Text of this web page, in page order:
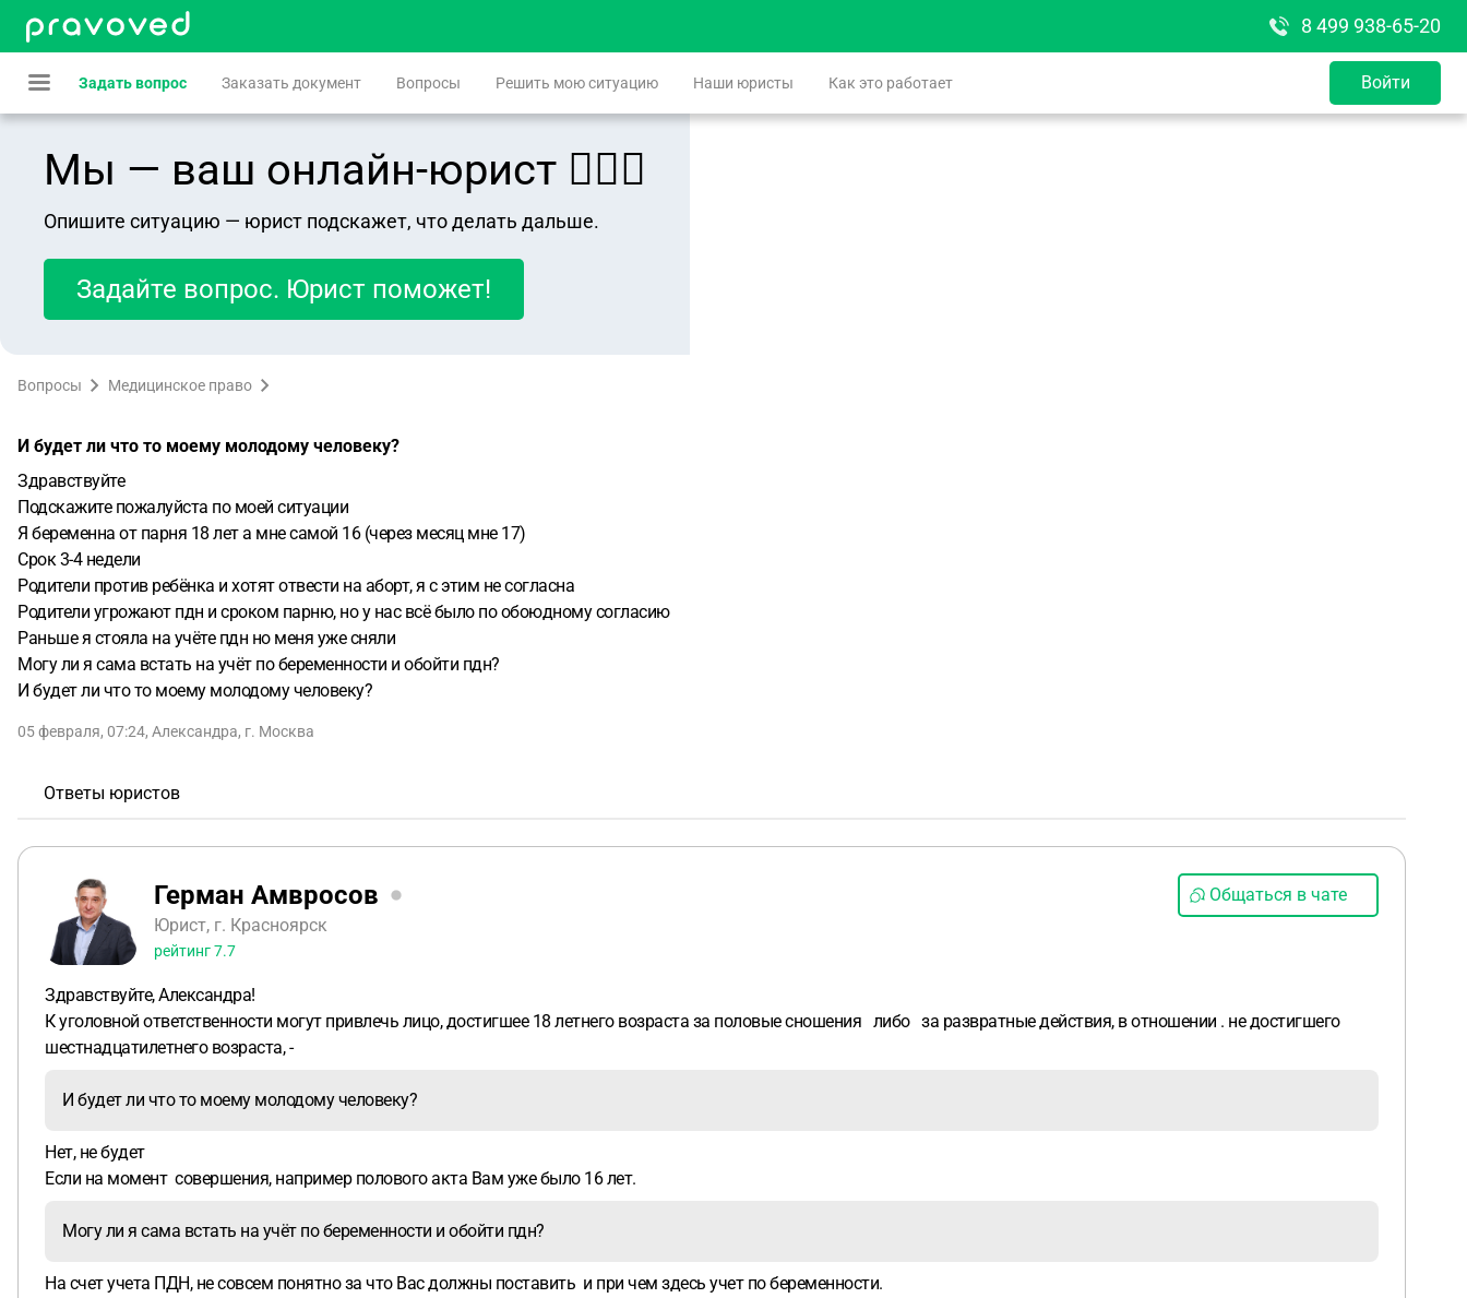
8 499 938-65-20
Задать вопрос Заказать документ Вопросы Решить мою ситуацию Наши юристы Как это работает Войти
Мы — ваш онлайн-юрист 👨🏻‍⚖️
Опишите ситуацию — юрист подскажет, что делать дальше.
Задайте вопрос. Юрист поможет!
Вопросы Медицинское право
И будет ли что то моему молодому человеку?
Здравствуйте
Подскажите пожалуйста по моей ситуации
Я беременна от парня 18 лет а мне самой 16 (через месяц мне 17)
Срок 3-4 недели
Родители против ребёнка и хотят отвести на аборт, я с этим не согласна
Родители угрожают пдн и сроком парню, но у нас всё было по обоюдному согласию
Раньше я стояла на учёте пдн но меня уже сняли
Могу ли я сама встать на учёт по беременности и обойти пдн?
И будет ли что то моему молодому человеку?
05 февраля, 07:24, Александра, г. Москва
Ответы юристов
Герман Амвросов
Юрист, г. Красноярск
рейтинг7.7
Общаться в чате
Здравствуйте, Александра!
К уголовной ответственности могут привлечь лицо, достигшее 18 летнего возраста за половые сношения либо за развратные действия, в отношении . не достигшего
шестнадцатилетнего возраста, -
И будет ли что то моему молодому человеку?
Нет, не будет
Если на момент совершения, например полового акта Вам уже было 16 лет.
Могу ли я сама встать на учёт по беременности и обойти пдн?
На счет учета ПДН, не совсем понятно за что Вас должны поставить и при чем здесь учет по беременности.